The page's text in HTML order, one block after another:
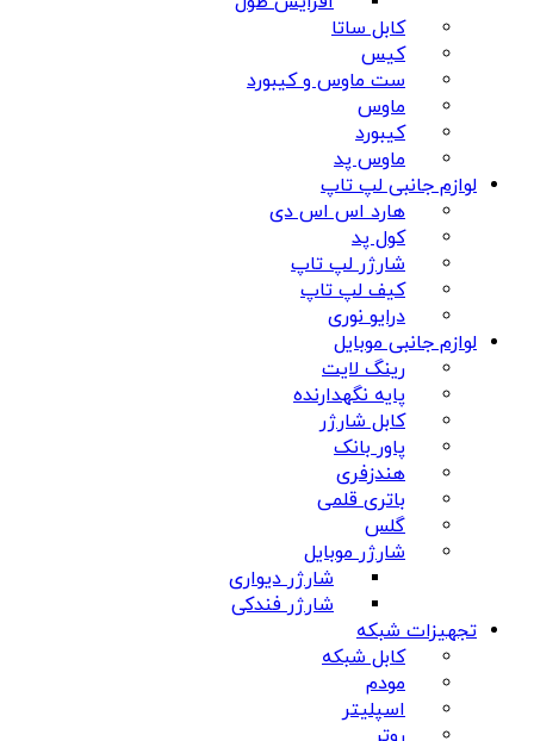
کابل ساتا
کیس
ست ماوس و کیبورد
ماوس
کیبورد
ماوس پد
لوازم جانبی لپ تاپ
هارد اس اس دی
کول پد
شارژر لپ تاپ
کیف لپ تاپ
درایو نوری
لوازم جانبی موبایل
رینگ لایت
پایه نگهدارنده
کابل شارژر
پاور بانک
هندزفری
باتری قلمی
گلس
شارژر موبایل
شارژر دیواری
شارژر فندکی
تجهیزات شبکه
کابل شبکه
مودم
اسپلیتر